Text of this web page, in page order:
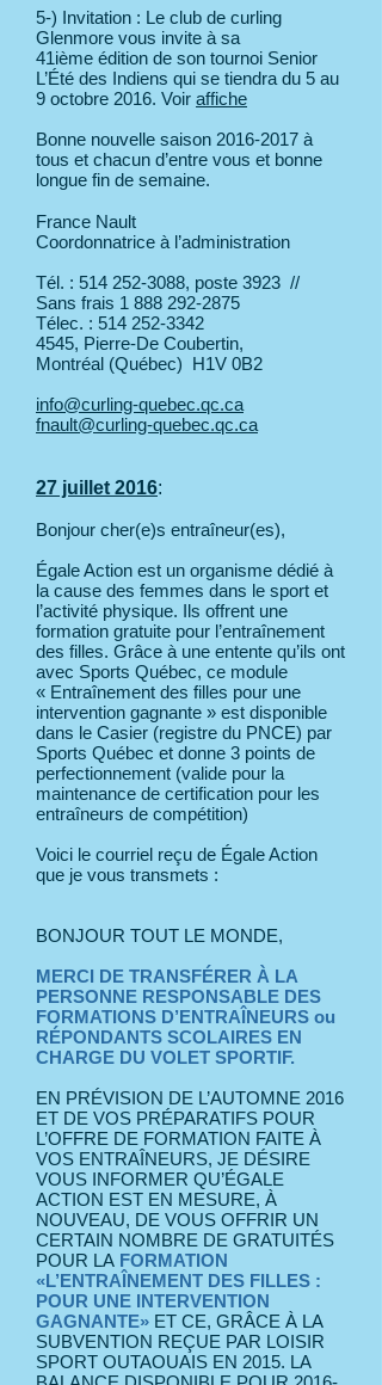
5-) Invitation : Le club de curling
Glenmore vous invite à sa
41ième édition de son tournoi Senior
L’Été des Indiens qui se tiendra du 5 au
9 octobre 2016. Voir affiche
Bonne nouvelle saison 2016-2017 à
tous et chacun d’entre vous et bonne
longue fin de semaine.
France Nault
Coordonnatrice à l’administration
Tél. : 514 252-3088, poste 3923 //
Sans frais 1 888 292-2875
Télec. : 514 252-3342
4545, Pierre-De Coubertin,
Montréal (Québec) H1V 0B2
info@curling-quebec.qc.ca
fnault@curling-quebec.qc.ca
27 juillet 2016:
Bonjour cher(e)s entraîneur(es),
Égale Action est un organisme dédié à
la cause des femmes dans le sport et
l’activité physique. Ils offrent une
formation gratuite pour l’entraînement
des filles. Grâce à une entente qu’ils ont
avec Sports Québec, ce module
« Entraînement des filles pour une
intervention gagnante » est disponible
dans le Casier (registre du PNCE) par
Sports Québec et donne 3 points de
perfectionnement (valide pour la
maintenance de certification pour les
entraîneurs de compétition)
Voici le courriel reçu de Égale Action
que je vous transmets :
BONJOUR TOUT LE MONDE,
MERCI DE TRANSFÉRER À LA
PERSONNE RESPONSABLE DES
FORMATIONS D’ENTRAÎNEURS ou
RÉPONDANTS SCOLAIRES EN
CHARGE DU VOLET SPORTIF.
EN PRÉVISION DE L’AUTOMNE 2016
ET DE VOS PRÉPARATIFS POUR
L’OFFRE DE FORMATION FAITE À
VOS ENTRAÎNEURS, JE DÉSIRE
VOUS INFORMER QU’ÉGALE
ACTION EST EN MESURE, À
NOUVEAU, DE VOUS OFFRIR UN
CERTAIN NOMBRE DE GRATUITÉS
POUR LA FORMATION
«L’ENTRAÎNEMENT DES FILLES :
POUR UNE INTERVENTION
GAGNANTE» ET CE, GRÂCE À LA
SUBVENTION REÇUE PAR LOISIR
SPORT OUTAOUAIS EN 2015. LA